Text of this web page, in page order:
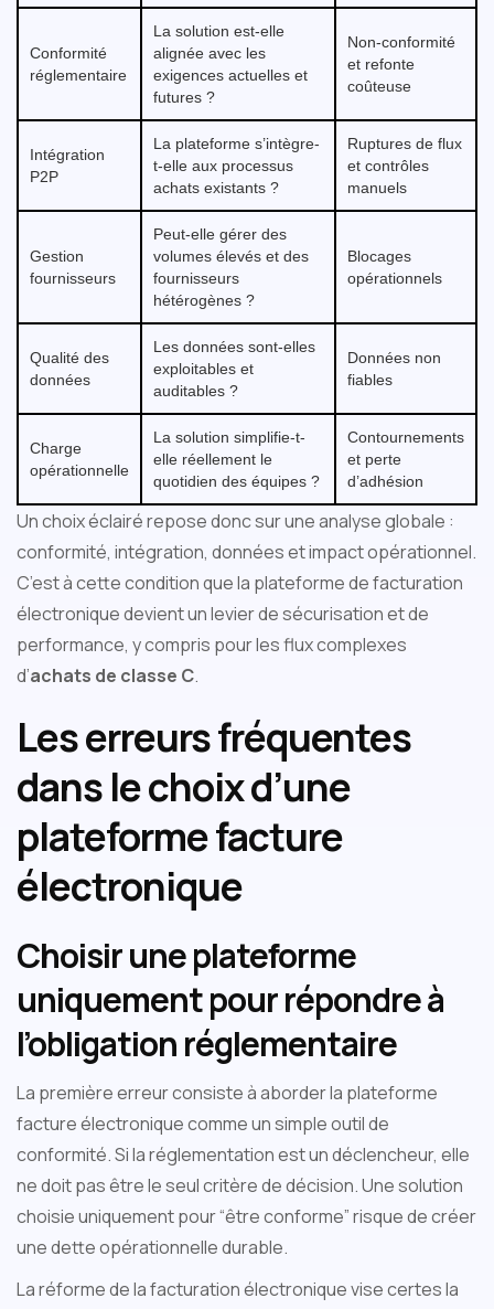
Conformité
réglementaire
La solution est-elle
alignée avec les
exigences actuelles et
futures ?
Non-conformité
et refonte
coûteuse
Intégration
P2P
La plateforme s’intègre-
t-elle aux processus
achats existants ?
Ruptures de flux
et contrôles
manuels
Gestion
fournisseurs
Peut-elle gérer des
volumes élevés et des
fournisseurs
hétérogènes ?
Blocages
opérationnels
Qualité des
données
Les données sont-elles
exploitables et
auditables ?
Données non
fiables
Charge
opérationnelle
La solution simplifie-t-
elle réellement le
quotidien des équipes ?
Contournements
et perte
d’adhésion
Un choix éclairé repose donc sur une analyse globale :
conformité, intégration, données et impact opérationnel.
C’est à cette condition que la plateforme de facturation
électronique devient un levier de sécurisation et de
performance, y compris pour les flux complexes
d’achats de classe C.
Les erreurs fréquentes
dans le choix d’une
plateforme facture
électronique
Choisir une plateforme
uniquement pour répondre à
l’obligation réglementaire
La première erreur consiste à aborder la plateforme
facture électronique comme un simple outil de
conformité. Si la réglementation est un déclencheur, elle
ne doit pas être le seul critère de décision. Une solution
choisie uniquement pour “être conforme” risque de créer
une dette opérationnelle durable.
La réforme de la facturation électronique vise certes la